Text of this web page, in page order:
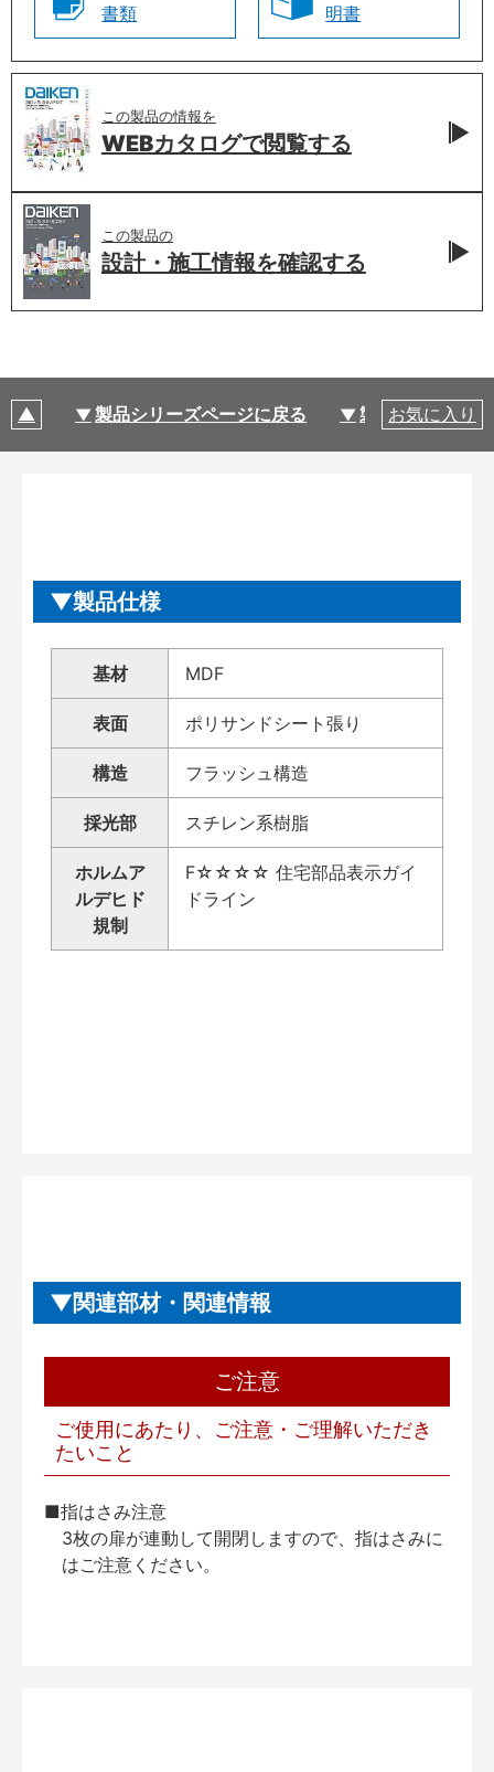
書類
明書
この製品の情報を
WEBカタログで閲覧する
この製品の
設計・施工情報を確認する
製品シリーズページに戻る 製品仕様
お気に入り
製品仕様
基材 MDF
表面 ポリサンドシート張り
構造 フラッシュ構造
採光部 スチレン系樹脂
ホルムア
ルデヒド
規制
F☆☆☆☆ 住宅部品表示ガイ
ドライン
関連部材・関連情報
ご注意
ご使用にあたり、ご注意・ご理解いただき
たいこと
■指はさみ注意
3枚の扉が連動して開閉しますので、指はさみに
はご注意ください。